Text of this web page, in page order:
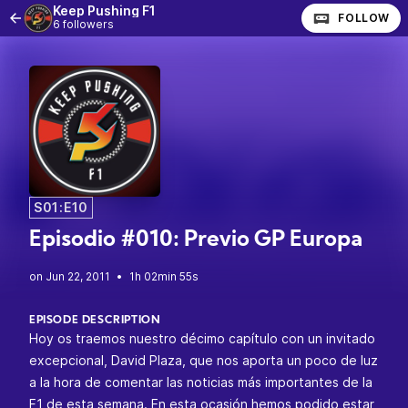
Keep Pushing F1
6 followers FOLLOW
S01:E10
Episodio #010: Previo GP Europa
• 1h 02min 55s
EPISODE DESCRIPTION
Hoy os traemos nuestro décimo capítulo con un invitado
excepcional, David Plaza, que nos aporta un poco de luz
a la hora de comentar las noticias más importantes de la
F1 de esta semana. En esta ocasión hemos podido estar